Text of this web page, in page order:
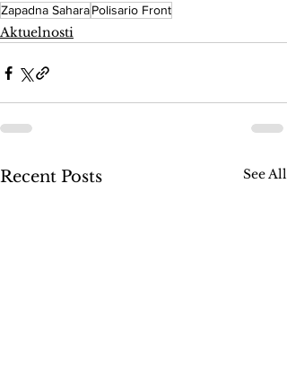
Zapadna SaharaPolisario Front
Aktuelnosti
Recent Posts See All